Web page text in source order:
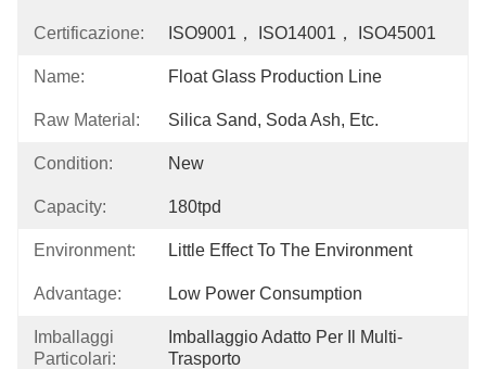
Certificazione: ISO9001， ISO14001， ISO45001
Name: Float Glass Production Line
Raw Material: Silica Sand, Soda Ash, Etc.
Condition: New
Capacity: 180tpd
Environment: Little Effect To The Environment
Advantage: Low Power Consumption
Imballaggi
Particolari:
Imballaggio Adatto Per Il Multi-
Trasporto